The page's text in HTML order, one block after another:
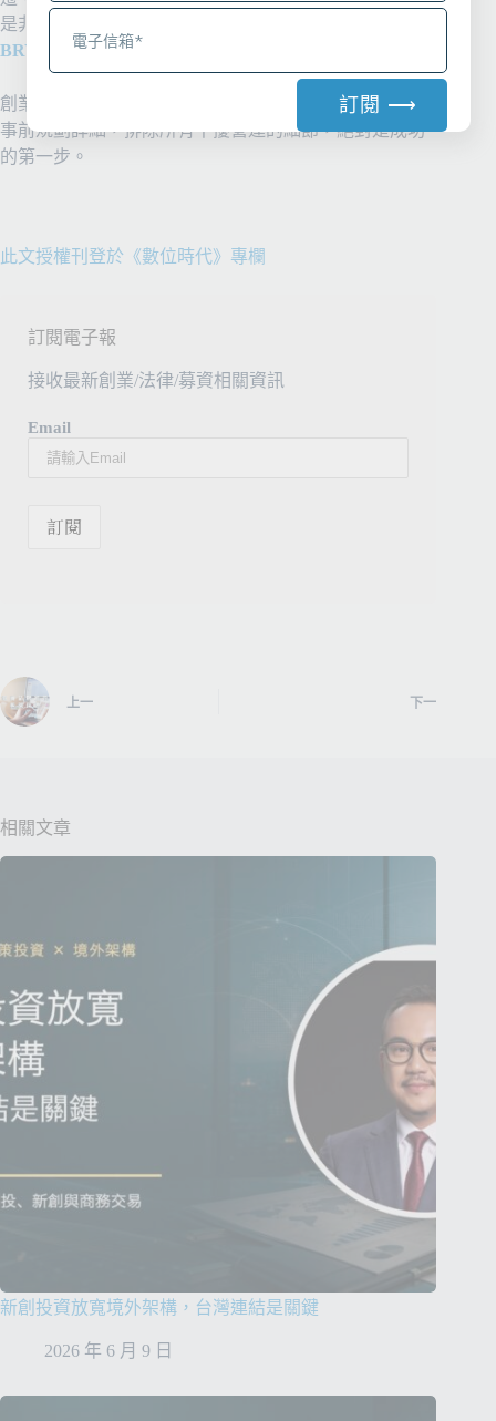
是非常沈重的打擊。（
BRYAN 看餐飲創業之五大觀察）
創業首要關鍵是專注所有心力在營運本身的成長發展，
事前規劃詳細，排除所有干擾營運的細節，絕對是成功
的第一步。
此文授權刊登於《數位時代》專欄
訂閱電子報
接收最新創業/法律/募資相關資訊
Email
上一 下一
相關文章
新創投資放寬境外架構，台灣連結是關鍵
2026 年 6 月 9 日
訂閱 ⟶
r
t
v
: